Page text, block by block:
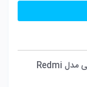
پاوربانک 10000 ردمی شیائومی مدل Redmi